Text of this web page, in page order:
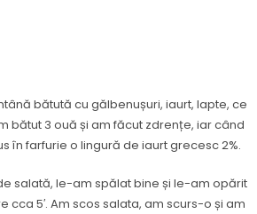
bătută cu gălbenușuri, iaurt, lapte, ce
bătut 3 ouă și am făcut zdrențe, iar când
în farfurie o lingură de iaurt grecesc 2%.
salată, le-am spălat bine și le-am opărit
cca 5′. Am scos salata, am scurs-o și am